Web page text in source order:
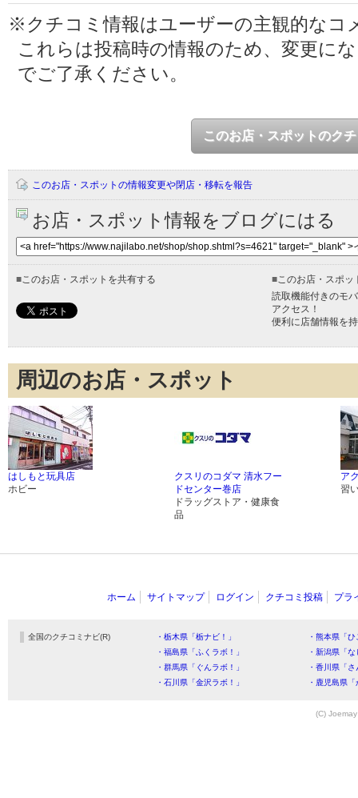
※クチコミ情報はユーザーの主観的なコ
これらは投稿時の情報のため、変更に
でご了承ください。
このお店・スポットのク
このお店・スポットの情報変更や閉店・移転を報告
お店・スポット情報をブログにはる
■このお店・スポットを共有する ■このお店・スポッ
読取機能付きのモ
アクセス！
便利に店舗情報を
周辺のお店・スポット
はしもと玩具店
ホビー
クスリのコダマ 清水フー
ドセンター巻店
ドラッグストア・健康食
品
ア
習
ホーム サイトマップ ログイン クチコミ投稿 プラ
全国のクチコミナビ(R) ・栃木県「栃ナビ！」
・熊本県「
・福島県「ふくラボ！」
・新潟県「
・群馬県「ぐんラボ！」
・香川県「
・石川県「金沢ラボ！」
・鹿児島県
(C)